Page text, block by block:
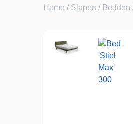
Home / Slapen / Bedden